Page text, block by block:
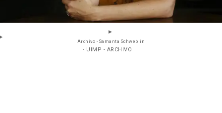
Archivo - Samanta Schweblin
- UIMP - ARCHIVO